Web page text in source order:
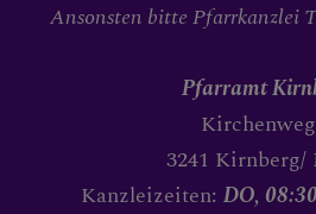
Ansonsten bitte Pfarrkanzlei
Pfarramt
3241 Kirnberg/
Kanzleizeiten: DO,